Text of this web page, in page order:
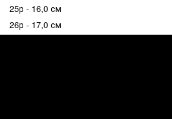
25р - 16,0 см
26р - 17,0 см